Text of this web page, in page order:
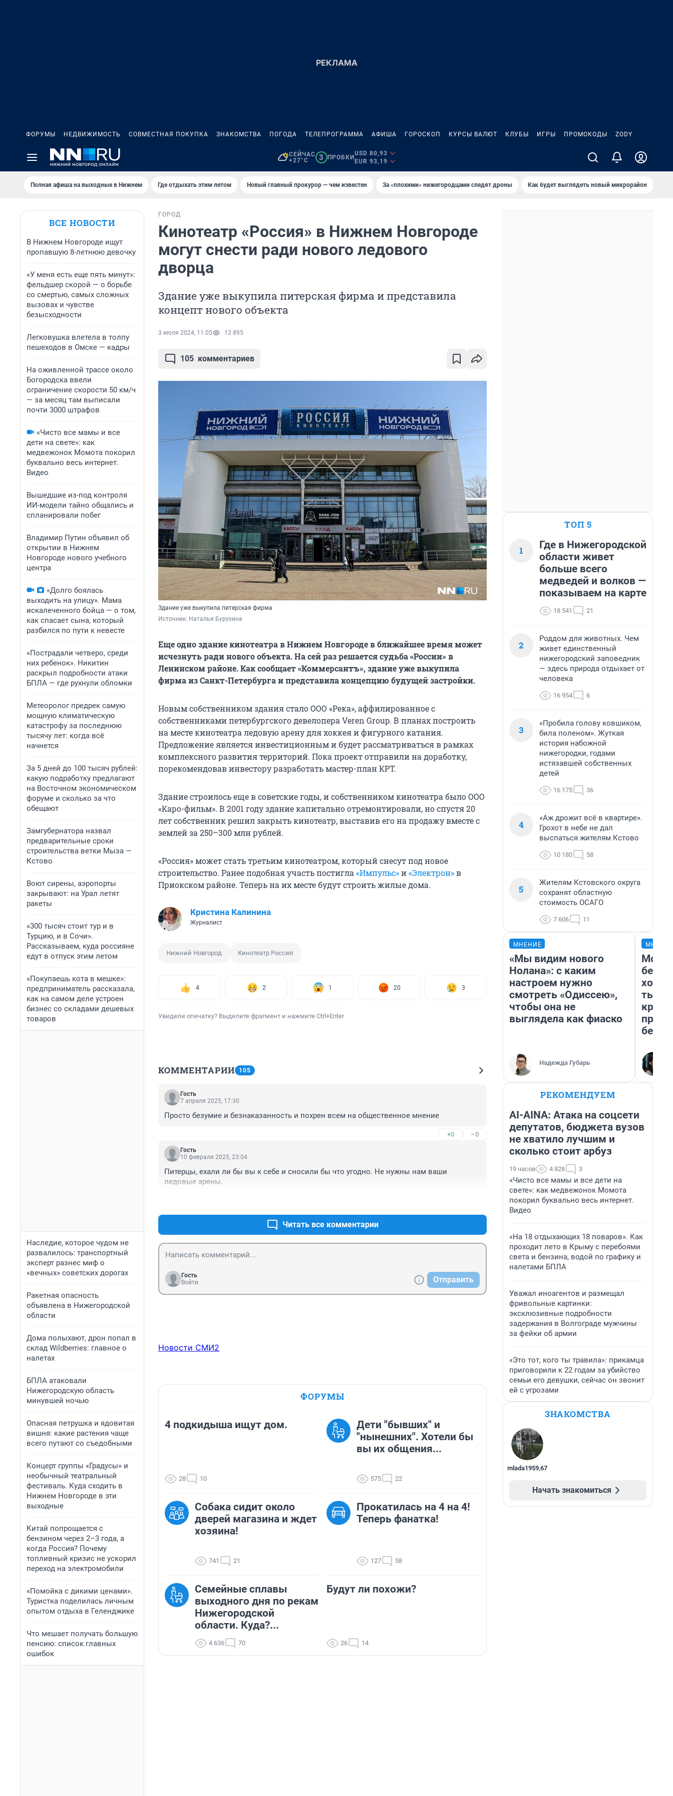
ФОРУМЫ НЕДВИЖИМОСТЬ СОВМЕСТНАЯ ПОКУПКА ЗНАКОМСТВА ПОГОДА ТЕЛЕПРОГРАММА АФИША ГОРОСКОП КУРСЫ ВАЛЮТ КЛУБЫ ИГРЫ ПРОМОКОДЫ ZODY
СЕЙЧАС
+27°C
3 ПРОБКИ
USD 80,93
EUR 93,19
Полная афиша на выходные в Нижнем Где отдыхать этим летом Новый главный прокурор — чем известен За «плохими» нижегородцами следят дроны Как будет выглядеть новый микрорайон
ВСЕ НОВОСТИ
В Нижнем Новгороде ищут
пропавшую 8-летнюю девочку
«У меня есть еще пять минут»:
фельдшер скорой — о борьбе
со смертью, самых сложных
вызовах и чувстве
безысходности
Легковушка влетела в толпу
пешеходов в Омске — кадры
На оживленной трассе около
Богородска ввели
ограничение скорости 50 км/ч
— за месяц там выписали
почти 3000 штрафов
«Чисто все мамы и все
дети на свете»: как
медвежонок Момота покорил
буквально весь интернет.
Видео
Вышедшие из-под контроля
ИИ-модели тайно общались и
спланировали побег
Владимир Путин объявил об
открытии в Нижнем
Новгороде нового учебного
центра
«Долго боялась
выходить на улицу». Мама
искалеченного бойца — о том,
как спасает сына, который
разбился по пути к невесте
«Пострадали четверо, среди
них ребенок». Никитин
раскрыл подробности атаки
БПЛА — где рухнули обломки
Метеоролог предрек самую
мощную климатическую
катастрофу за последнюю
тысячу лет: когда всё
начнется
За 5 дней до 100 тысяч рублей:
какую подработку предлагают
на Восточном экономическом
форуме и сколько за что
обещают
Замгубернатора назвал
предварительные сроки
строительства ветки Мыза —
Кстово
Воют сирены, аэропорты
закрывают: на Урал летят
ракеты
«300 тысяч стоит тур и в
Турцию, и в Сочи».
Рассказываем, куда россияне
едут в отпуск этим летом
«Покупаешь кота в мешке»:
предприниматель рассказала,
как на самом деле устроен
бизнес со складами дешевых
товаров
Наследие, которое чудом не
развалилось: транспортный
эксперт разнес миф о
«вечных» советских дорогах
Ракетная опасность
объявлена в Нижегородской
области
Дома полыхают, дрон попал в
склад Wildberries: главное о
налетах
БПЛА атаковали
Нижегородскую область
минувшей ночью
Опасная петрушка и ядовитая
вишня: какие растения чаще
всего путают со съедобными
Концерт группы «Градусы» и
необычный театральный
фестиваль. Куда сходить в
Нижнем Новгороде в эти
выходные
Китай попрощается с
бензином через 2–3 года, а
когда Россия? Почему
топливный кризис не ускорил
переход на электромобили
«Помойка с дикими ценами».
Туристка поделилась личным
опытом отдыха в Геленджике
Что мешает получать большую
пенсию: список главных
ошибок
ГОРОД
Кинотеатр «Россия» в Нижнем Новгороде
могут снести ради нового ледового
дворца
Здание уже выкупила питерская фирма и представила
концепт нового объекта
3 июля 2024, 11:05 12 895
105 комментариев
Здание уже выкупила питерская фирма
Источник: Наталья Бурухина
Еще одно здание кинотеатра в Нижнем Новгороде в ближайшее время может
исчезнуть ради нового объекта. На сей раз решается судьба «России» в
Ленинском районе. Как сообщает «Коммерсантъ», здание уже выкупила
фирма из Санкт-Петербурга и представила концепцию будущей застройки.
Новым собственником здания стало ООО «Река», аффилированное с
собственниками петербургского девелопера Veren Group. В планах построить
на месте кинотеатра ледовую арену для хоккея и фигурного катания.
Предложение является инвестиционным и будет рассматриваться в рамках
комплексного развития территорий. Пока проект отправили на доработку,
порекомендовав инвестору разработать мастер-план КРТ.
Здание строилось еще в советские годы, и собственником кинотеатра было ООО
«Каро-фильм». В 2001 году здание капитально отремонтировали, но спустя 20
лет собственник решил закрыть кинотеатр, выставив его на продажу вместе с
землей за 250–300 млн рублей.
«Россия» может стать третьим кинотеатром, который снесут под новое
строительство. Ранее подобная участь постигла «Импульс»и«Электрон»в
Приокском районе. Теперь на их месте будут строить жилые дома.
Кристина Калинина
Журналист
Нижний Новгород Кинотеатр Россия
4 2 1 20 3
Увидели опечатку? Выделите фрагмент и нажмите Ctrl+Enter
КОММЕНТАРИИ 105
Гость
7 апреля 2025, 17:30
Просто безумие и безнаказанность и похрен всем на общественное мнение
+0 –0
Гость
10 февраля 2025, 23:04
Питерцы, ехали ли бы вы к себе и сносили бы что угодно. Не нужны нам ваши
ледовые арены.
Читать все комментарии
Гость
Войти
Отправить
Новости СМИ2
ФОРУМЫ
4 подкидыша ищут дом.
28 10
Дети "бывших" и
"нынешних". Хотели бы
вы их общения...
575 22
Собака сидит около
дверей магазина и ждет
хозяина!
741 21
Прокатилась на 4 на 4!
Теперь фанатка!
127 58
Семейные сплавы
выходного дня по рекам
Нижегородской
области. Куда?...
4 636 70
Будут ли похожи?
26 14
ТОП 5
1
Где в Нижегородской
области живет
больше всего
медведей и волков —
показываем на карте
18 541 21
2
Роддом для животных. Чем
живет единственный
нижегородский заповедник
— здесь природа отдыхает от
человека
16 954 6
3
«Пробила голову ковшиком,
била поленом». Жуткая
история набожной
нижегородки, годами
истязавшей собственных
детей
16 175 36
4
«Аж дрожит всё в квартире».
Грохот в небе не дал
выспаться жителям Кстово
10 180 58
5
Жителям Кстовского округа
сохранят областную
стоимость ОСАГО
7 606 11
МНЕНИЕ
«Мы видим нового
Нолана»: с каким
настроем нужно
смотреть «Одиссею»,
чтобы она не
выглядела как фиаско
Надежда Губарь
Мой
РЕКОМЕНДУЕМ
AI-AINA: Атака на соцсети
депутатов, бюджета вузов
не хватило лучшим и
сколько стоит арбуз
19 часов 4 828 3
«Чисто все мамы и все дети на
свете»: как медвежонок Момота
покорил буквально весь интернет.
Видео
«На 18 отдыхающих 18 поваров». Как
проходит лето в Крыму с перебоями
света и бензина, водой по графику и
налетами БПЛА
Уважал иноагентов и размещал
фривольные картинки:
эксклюзивные подробности
задержания в Волгограде мужчины
за фейки об армии
«Это тот, кого ты травила»: прикамца
приговорили к 22 годам за убийство
семьи его девушки, сейчас он звонит
ей с угрозами
ЗНАКОМСТВА
mlada1959,67
Начать знакомиться